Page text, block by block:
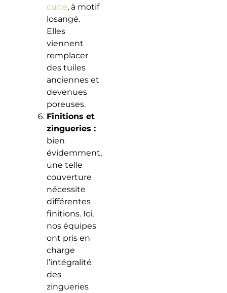
cuite, à motif
losangé.
Elles
viennent
remplacer
des tuiles
anciennes et
devenues
poreuses.
Finitions et
zingueries :
bien
évidemment,
une telle
couverture
nécessite
différentes
finitions. Ici,
nos équipes
ont pris en
charge
l’intégralité
des
zingueries